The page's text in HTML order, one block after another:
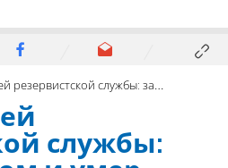
службы: заболел раком и умер
службы: